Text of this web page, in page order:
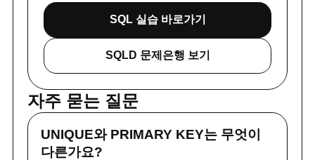
SQL 실습 바로가기
SQLD 문제은행 보기
자주 묻는 질문
UNIQUE와 PRIMARY KEY는 무엇이
다른가요?